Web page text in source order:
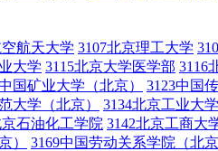
航天大学 3107北京理工大学
大学 3115北京大学医学部 3116
国矿业大学（北京） 3123中国
大学（北京） 3134北京工业大学
京石油化工学院 3142北京工商大
）
3169中国劳动关系学院（北京